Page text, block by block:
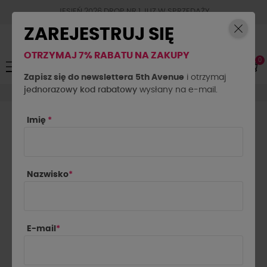
JESIEŃ 2026 DROP NR.1 JUZ W SPRZEDAŻY
Toggle
navigation
☰ 0
La Milla Bluzki La Milla
ZAREJESTRUJ SIĘ
OTRZYMAJ 7% RABATU NA ZAKUPY
Zapisz się do newslettera 5th Avenue i otrzymaj
jednorazowy kod rabatowy wysłany na e-mail.
Imię *
Nazwisko*
E-mail *